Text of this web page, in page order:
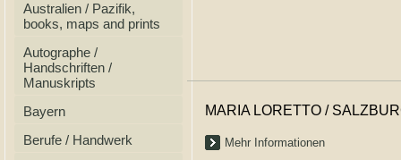
Australien / Pazifik,
books, maps and prints
Autographe /
Handschriften /
Manuskripts
Bayern
Berufe / Handwerk
MARIA LORETTO /
Mehr Informationen